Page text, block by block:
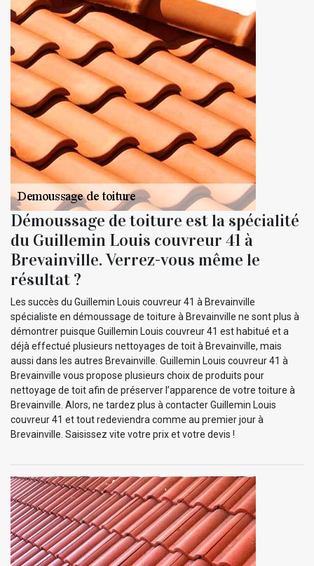
Démoussage de toiture est la spécialité
du Guillemin Louis couvreur 41 à
Brevainville. Verrez-vous même le
résultat ?
Les succès du Guillemin Louis couvreur 41 à Brevainville
spécialiste en démoussage de toiture à Brevainville ne sont plus à
démontrer puisque Guillemin Louis couvreur 41 est habitué et a
déjà effectué plusieurs nettoyages de toit à Brevainville, mais
aussi dans les autres Brevainville. Guillemin Louis couvreur 41 à
Brevainville vous propose plusieurs choix de produits pour
nettoyage de toit afin de préserver l’apparence de votre toiture à
Brevainville. Alors, ne tardez plus à contacter Guillemin Louis
couvreur 41 et tout redeviendra comme au premier jour à
Brevainville. Saisissez vite votre prix et votre devis !